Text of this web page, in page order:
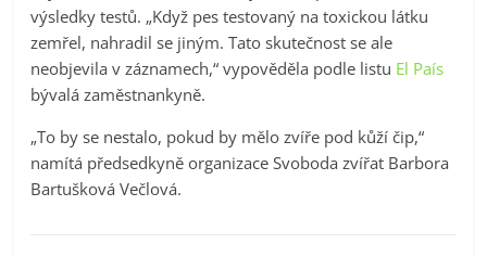
výsledky testů. „Když pes testovaný na toxickou látku
zemřel, nahradil se jiným. Tato skutečnost se ale
neobjevila v záznamech,“ vypověděla podle listu El País
bývalá zaměstnankyně.
„To by se nestalo, pokud by mělo zvíře pod kůží čip,“
namítá předsedkyně organizace Svoboda zvířat Barbora
Bartušková Večlová.